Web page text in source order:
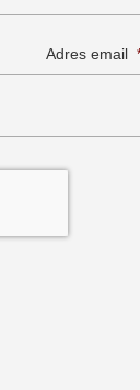
Adres email